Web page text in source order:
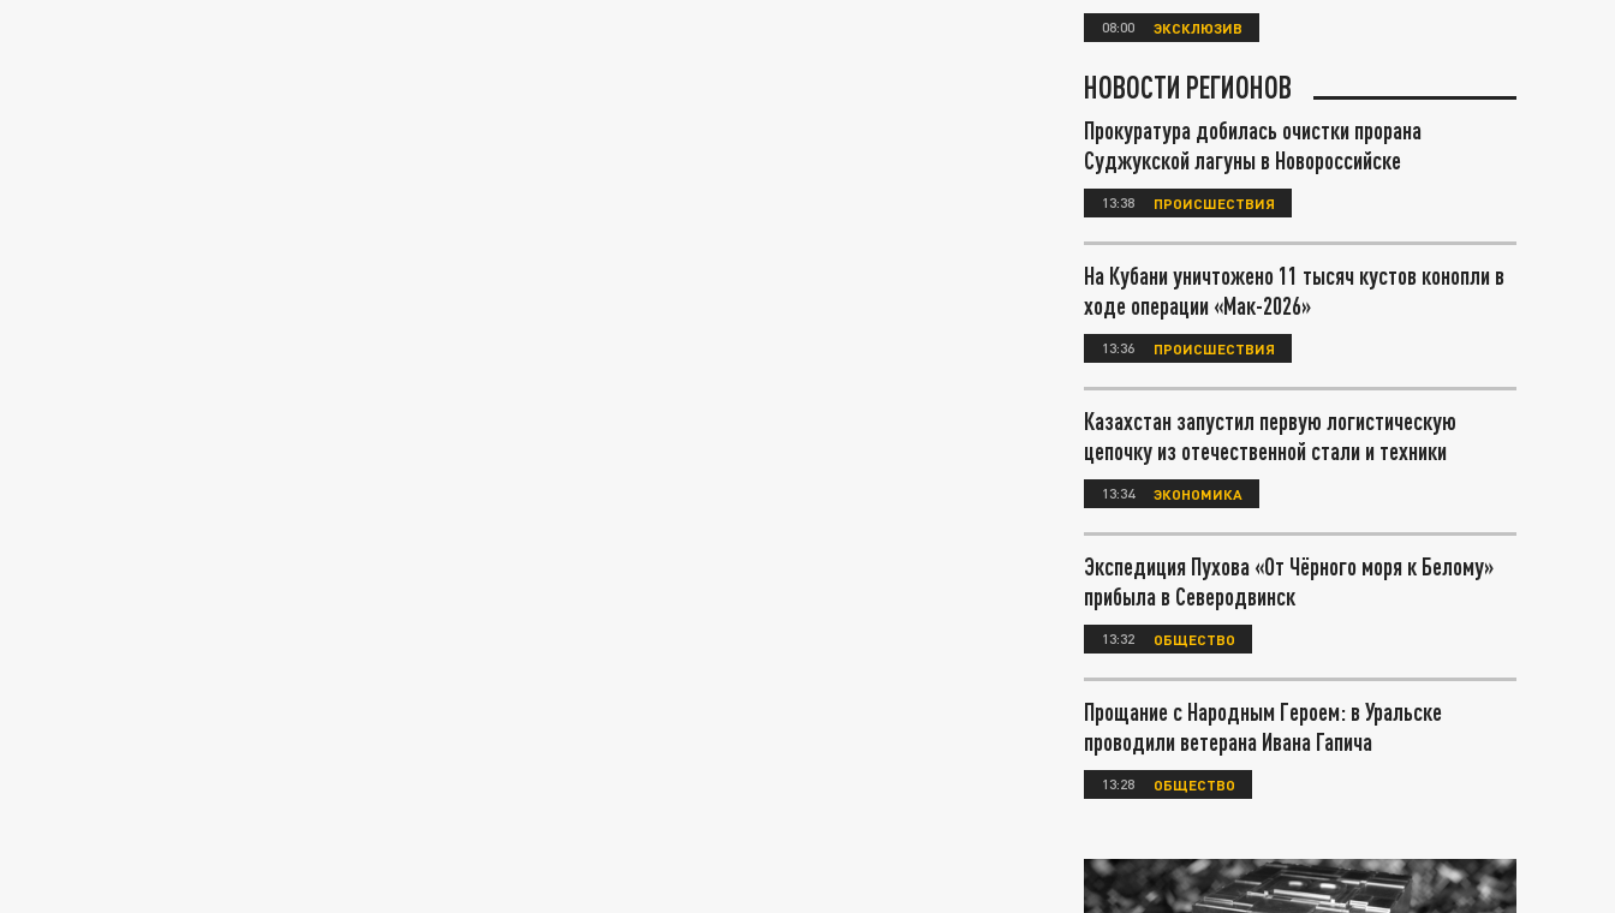
08:00 ЭКСКЛЮЗИВ
НОВОСТИ РЕГИОНОВ
Прокуратура добилась очистки прорана
Суджукской лагуны в Новороссийске
13:38 ПРОИСШЕСТВИЯ
На Кубани уничтожено 11 тысяч кустов конопли в
ходе операции «Мак-2026»
13:36 ПРОИСШЕСТВИЯ
Казахстан запустил первую логистическую
цепочку из отечественной стали и техники
13:34 ЭКОНОМИКА
Экспедиция Пухова «От Чёрного моря к Белому»
прибыла в Северодвинск
13:32 ОБЩЕСТВО
Прощание с Народным Героем: в Уральске
проводили ветерана Ивана Гапича
13:28 ОБЩЕСТВО